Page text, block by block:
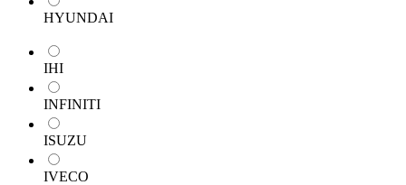
HYUNDAI
IHI
INFINITI
ISUZU
IVECO